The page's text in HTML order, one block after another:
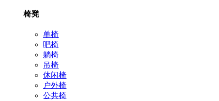
椅凳
单椅
吧椅
躺椅
吊椅
休闲椅
户外椅
公共椅